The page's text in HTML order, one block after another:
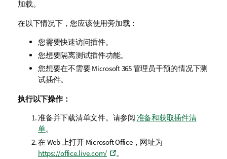
t
注
释
加载。
在以下情况下，您应该使用旁加载：
您需要快速访问插件。
您想要隔离测试插件功能。
您想要在不需要Microsoft 365管理员干预的情况下测
试插件。
执行以下操作：
准备并下载清单文件。请参阅 准备和获取插件清
单。
在 Web 上打开 Microsoft Office，网址为
https://office.live.com/
。